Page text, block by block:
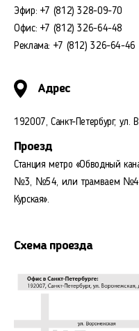
Эфир: +7 (812) 328-09-70
Офис: +7 (812) 326-64-48
Реклама: +7 (812) 326-64-46
Адрес
192007, Санкт-Петербург, ул.
Проезд
Станция метро «Обводный
№3, №54, или трамваем
Курская».
Схема проезда